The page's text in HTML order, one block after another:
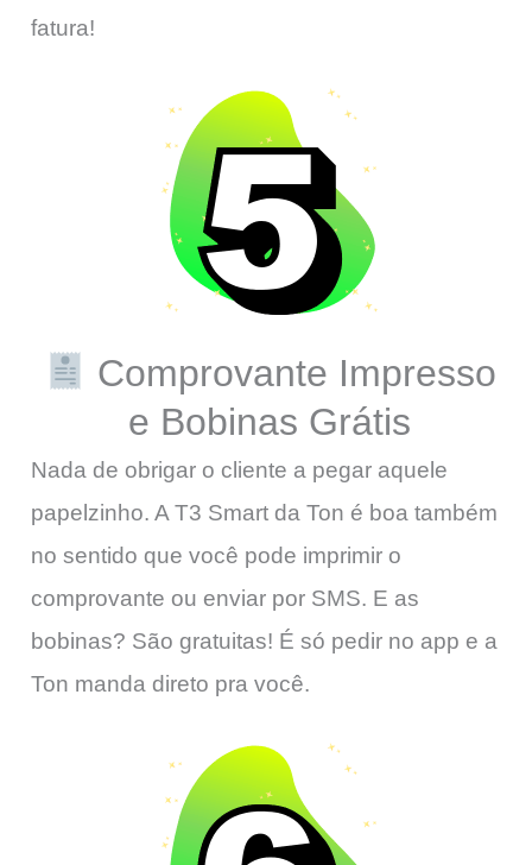
fatura!
Comprovante Impresso
e Bobinas Grátis
Nada de obrigar o cliente a pegar aquele
papelzinho. A T3 Smart da Ton é boa também
no sentido que você pode imprimir o
comprovante ou enviar por SMS. E as
bobinas? São gratuitas! É só pedir no app e a
Ton manda direto pra você.